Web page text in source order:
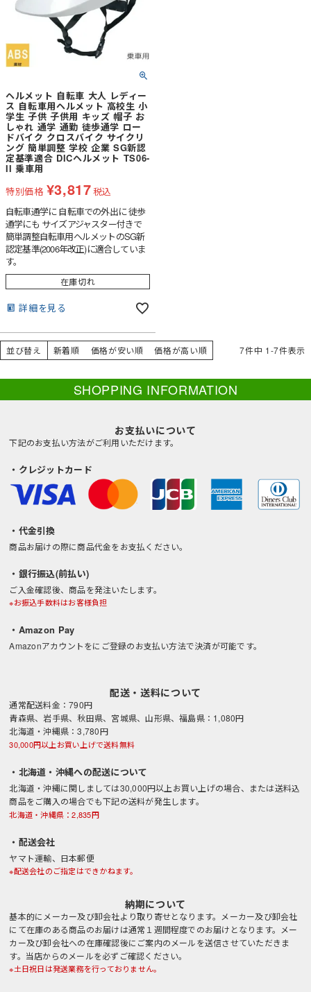
ヘルメット 自転車 大人 レディー
ス 自転車用ヘルメット 高校生 小
学生 子供 子供用 キッズ 帽子 お
しゃれ 通学 通勤 徒歩通学 ロー
ドバイク クロスバイク サイクリ
ング 簡単調整 学校 企業 SG新認
定基準適合 DICヘルメット TS06-
II 乗車用
特別価格 ¥3,817税込
自転車通学に 自転車での外出に 徒歩
通学にも サイズアジャスター付きで
簡単調整自転車用ヘルメットのSG新
認定基準(2006年改正)に適合していま
す。
在庫切れ
詳細を見る
並び替え 新着順 価格が安い順 価格が高い順 7件中 1-7件表示
SHOPPING INFORMATION
お支払いについて
下記のお支払い方法がご利用いただけます。
・クレジットカード
・代金引換
商品お届けの際に商品代金をお支払ください。
・銀行振込(前払い)
ご入金確認後、商品を発注いたします。
※お振込手数料はお客様負担
・Amazon Pay
Amazonアカウントをにご登録のお支払い方法で決済が可能です。
配送・送料について
通常配送料金：790円
青森県、岩手県、秋田県、宮城県、山形県、福島県：1,080円
北海道・沖縄県：3,780円
30,000円以上お買い上げで送料無料
・北海道・沖縄への配送について
北海道・沖縄に関しましては30,000円以上お買い上げの場合、または送料込
商品をご購入の場合でも下記の送料が発生します。
北海道・沖縄県：2,835円
・配送会社
ヤマト運輸、日本郵便
※配送会社のご指定はできかねます。
納期について
基本的にメーカー及び卸会社より取り寄せとなります。メーカー及び卸会社
にて在庫のある商品のお届けは通常１週間程度でのお届けとなります。メー
カー及び卸会社への在庫確認後にご案内のメールを送信させていただきま
す。当店からのメールを必ずご確認ください。
※土日祝日は発送業務を行っておりません。